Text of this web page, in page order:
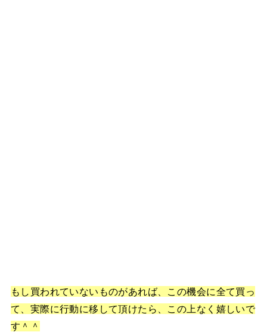
もし買われていないものがあれば、この機会に全て買っ
て、実際に行動に移して頂けたら、この上なく嬉しいで
す＾＾